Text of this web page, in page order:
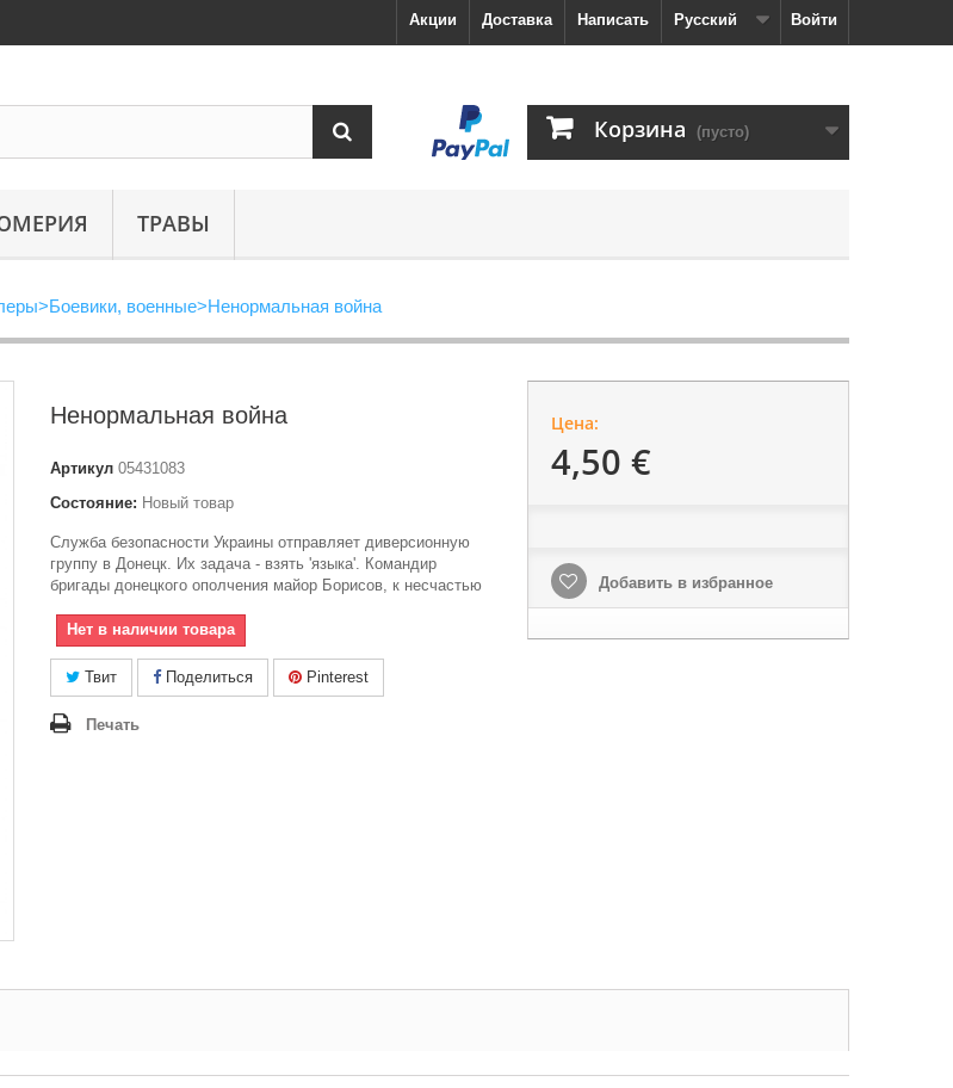
Войти
Русский
Написать
Доставка
Акции
Корзина (пусто)
ТРАВЫ
>Боевики, военные>Ненормальная война
Ненормальная война
Артикул 05431083
Состояние: Новый товар
Служба безопасности Украины отправляет диверсионную
группу в Донецк. Их задача - взять 'языка'. Командир
бригады донецкого ополчения майор Борисов, к несчастью
Нет в наличии товара
Твит Поделиться Pinterest
Печать
Цена:
4,50 €
Добавить в избранное